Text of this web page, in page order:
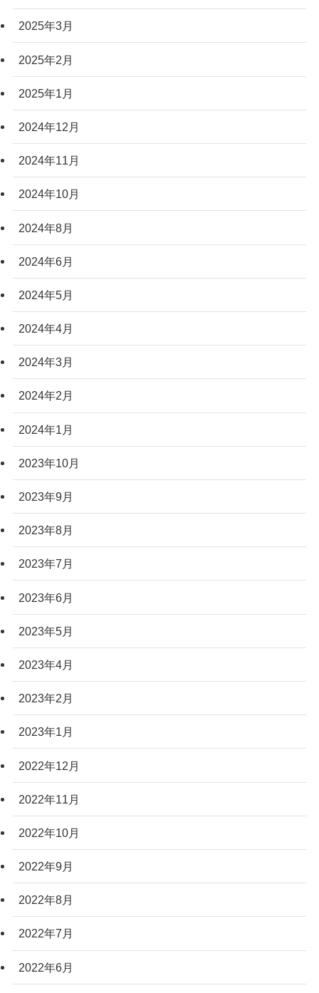
2025年3月
2025年2月
2025年1月
2024年12月
2024年11月
2024年10月
2024年8月
2024年6月
2024年5月
2024年4月
2024年3月
2024年2月
2024年1月
2023年10月
2023年9月
2023年8月
2023年7月
2023年6月
2023年5月
2023年4月
2023年2月
2023年1月
2022年12月
2022年11月
2022年10月
2022年9月
2022年8月
2022年7月
2022年6月